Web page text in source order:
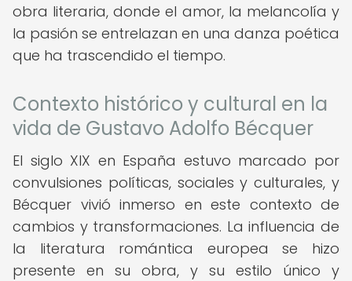
obra literaria, donde el amor, la melancolía y
la pasión se entrelazan en una danza poética
que ha trascendido el tiempo.
Contexto histórico y cultural en la
vida de Gustavo Adolfo Bécquer
El siglo XIX en España estuvo marcado por
convulsiones políticas, sociales y culturales, y
Bécquer vivió inmerso en este contexto de
cambios y transformaciones. La influencia de
la literatura romántica europea se hizo
presente en su obra, y su estilo único y